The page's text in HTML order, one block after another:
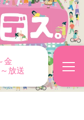
金
放送